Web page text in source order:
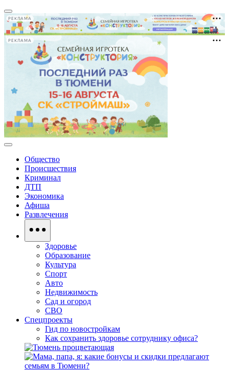
РЕКЛАМА
РЕКЛАМА
Общество
Происшествия
Криминал
ДТП
Экономика
Афиша
Развлечения
Здоровье
Образование
Культура
Спорт
Авто
Недвижимость
Сад и огород
СВО
Спецпроекты
Гид по новостройкам
Как сохранить здоровье сотруднику офиса?